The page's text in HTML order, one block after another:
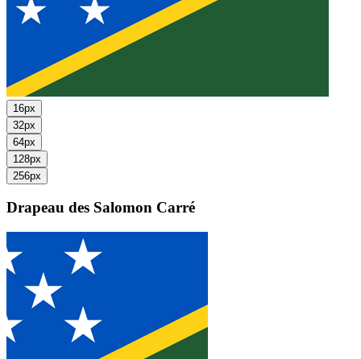
16px
32px
64px
128px
256px
Drapeau des Salomon Carré